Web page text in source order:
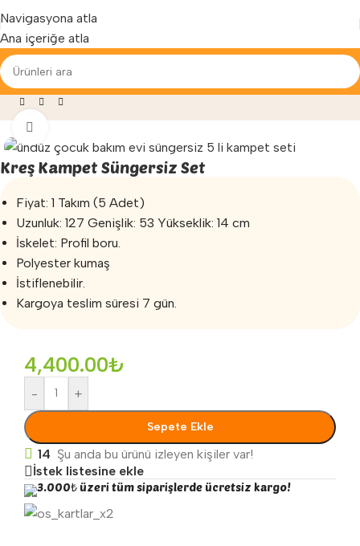
Navigasyona atla
Ana içeriğe atla
Yenilenen arayüzümüz ile hizmetinizdeyiz...
»Anaokulu Yatak ve Kampet
Kreş Kampet Süngersiz Set
Fiyat: 1 Takım (5 Adet)
Uzunluk: 127 Genişlik: 53 Yükseklik: 14 cm
İskelet: Profil boru.
Polyester kumaş
İstiflenebilir.
Kargoya teslim süresi 7 gün.
4,400.00₺
- +
Sepete Ekle
14 Şu anda bu ürünü izleyen kişiler var!
İstek listesine ekle
3.000₺ üzeri tüm siparişlerde ücretsiz kargo!